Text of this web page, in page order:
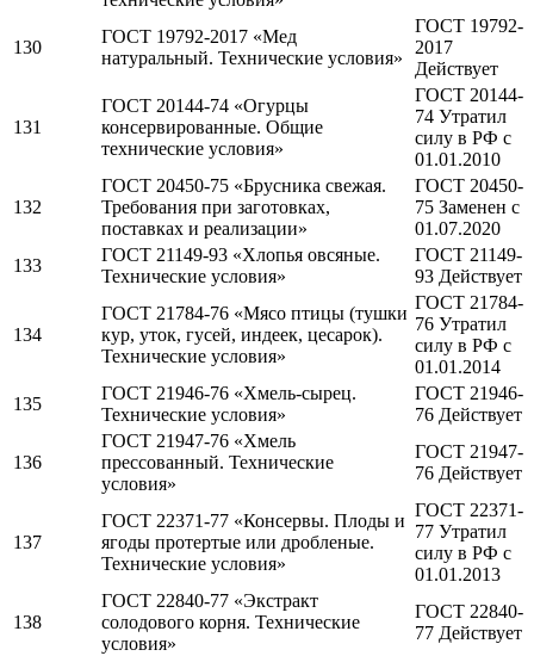
130
ГОСТ 19792-2017 «Мед
натуральный. Технические условия»
ГОСТ 19792-
2017
Действует
131
ГОСТ 20144-74 «Огурцы
консервированные. Общие
технические условия»
ГОСТ 20144-
74 Утратил
силу в РФ c
01.01.2010
132
ГОСТ 20450-75 «Брусника свежая.
Требования при заготовках,
поставках и реализации»
ГОСТ 20450-
75 Заменен c
01.07.2020
133
ГОСТ 21149-93 «Хлопья овсяные.
Технические условия»
ГОСТ 21149-
93 Действует
134
ГОСТ 21784-76 «Мясо птицы (тушки
кур, уток, гусей, индеек, цесарок).
Технические условия»
ГОСТ 21784-
76 Утратил
силу в РФ c
01.01.2014
135
ГОСТ 21946-76 «Хмель-сырец.
Технические условия»
ГОСТ 21946-
76 Действует
136
ГОСТ 21947-76 «Хмель
прессованный. Технические
условия»
ГОСТ 21947-
76 Действует
137
ГОСТ 22371-77 «Консервы. Плоды и
ягоды протертые или дробленые.
Технические условия»
ГОСТ 22371-
77 Утратил
силу в РФ c
01.01.2013
138
ГОСТ 22840-77 «Экстракт
солодового корня. Технические
условия»
ГОСТ 22840-
77 Действует